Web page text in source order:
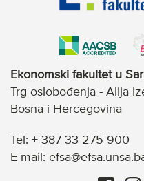
Ekonomski fakultet u
Trg oslobođenja - Alija
Bosna i Hercegovina
Tel: + 387 33 275 900
E-mail: